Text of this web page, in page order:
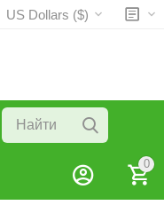
US Dollars ($)
0